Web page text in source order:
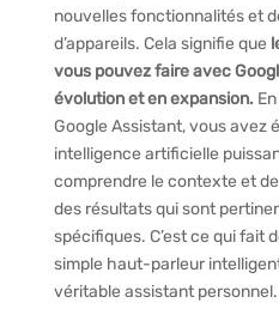
nouvelles fonctionnalités et
d’appareils. Cela signifie que
vous pouvez faire avec
évolution et en expansion.
Google Assistant, vous avez
intelligence artificielle
comprendre le contexte et
des résultats qui sont
spécifiques. C’est ce qui fait
simple haut-parleur
véritable assistant personnel.